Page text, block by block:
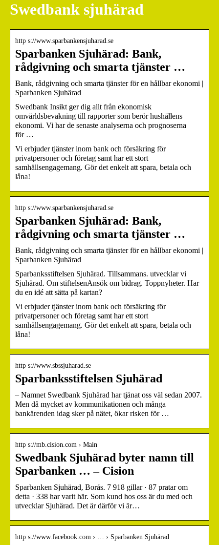
Swedbank sjuhärad
http s://www.sparbankensjuharad.se
Sparbanken Sjuhärad: Bank,
rådgivning och smarta tjänster …
Bank, rådgivning och smarta tjänster för en hållbar ekonomi |
Sparbanken Sjuhärad
Swedbank Insikt ger dig allt från ekonomisk
omvärldsbevakning till rapporter som berör hushållens
ekonomi. Vi har de senaste analyserna och prognoserna
för …
Vi erbjuder tjänster inom bank och försäkring för
privatpersoner och företag samt har ett stort
samhällsengagemang. Gör det enkelt att spara, betala och
låna!
http s://www.sparbankensjuharad.se
Sparbanken Sjuhärad: Bank,
rådgivning och smarta tjänster …
Bank, rådgivning och smarta tjänster för en hållbar ekonomi |
Sparbanken Sjuhärad
Sparbanksstiftelsen Sjuhärad. Tillsammans. utvecklar vi
Sjuhärad. Om stiftelsenAnsök om bidrag. Toppnyheter. Har
du en idé att sätta på kartan?
Vi erbjuder tjänster inom bank och försäkring för
privatpersoner och företag samt har ett stort
samhällsengagemang. Gör det enkelt att spara, betala och
låna!
http s://www.sbssjuharad.se
Sparbanksstiftelsen Sjuhärad
– Namnet Swedbank Sjuhärad har tjänat oss väl sedan 2007.
Men då mycket av kommunikationen och många
bankärenden idag sker på nätet, ökar risken för …
http s://mb.cision.com › Main
Swedbank Sjuhärad byter namn till
Sparbanken … – Cision
Sparbanken Sjuhärad, Borås. 7 918 gillar · 87 pratar om
detta · 338 har varit här. Som kund hos oss är du med och
utvecklar Sjuhärad. Det är därför vi är…
http s://www.facebook.com › … › Sparbanken Sjuhärad